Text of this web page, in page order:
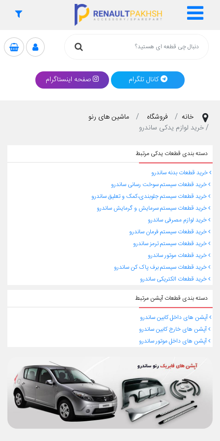
کانال تلگرام صفحه اینستاگرام
خانه فروشگاه
ماشین های رنو
خرید لوازم یدکی ساندرو
دسته بندی قطعات یدکی مرتبط
خرید قطعات بدنه ساندرو
خرید قطعات سیستم سوخت رسانی ساندرو
خرید قطعات سیستم جلوبندی،کمک و تعلیق ساندرو
خرید قطعات سیستم سرمایش و گرمایش ساندرو
خرید لوازم مصرفی ساندرو
خرید قطعات سیستم فرمان ساندرو
خرید قطعات سیستم ترمز ساندرو
خرید قطعات موتور ساندرو
خرید قطعات سیستم برف پاک کن ساندرو
خرید قطعات الکتریکی ساندرو
دسته بندی قطعات آپشن مرتبط
آپشن های داخل کابین ساندرو
آپشن های خارج کابین ساندرو
آپشن های داخل موتور ساندرو